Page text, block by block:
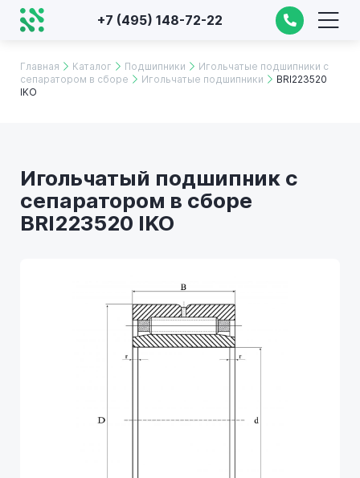
+7 (495) 148-72-22
Главная Каталог Подшипники
Игольчатые подшипники с
сепаратором в сборе
Игольчатые подшипники
BRI223520
IKO
Игольчатый подшипник с
сепаратором в сборе
BRI223520 IKO